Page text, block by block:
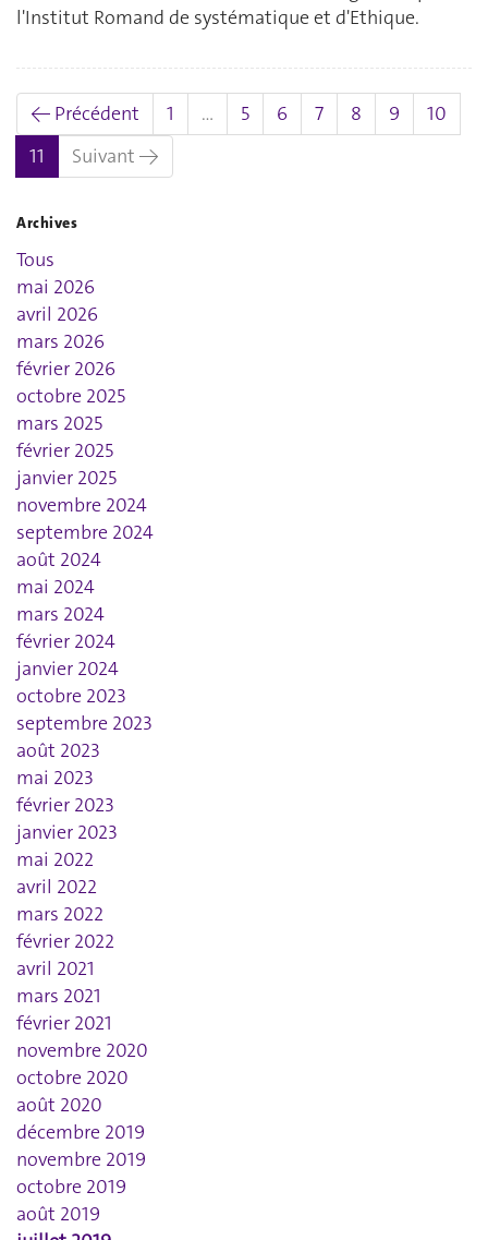
l'Institut Romand de systématique et d'Ethique.
← Précédent 1 … 5 6 7 8 9
10
11 (actuel)
Suivant →
Archives
Tous
mai 2026
avril 2026
mars 2026
février 2026
octobre 2025
mars 2025
février 2025
janvier 2025
novembre 2024
septembre 2024
août 2024
mai 2024
mars 2024
février 2024
janvier 2024
octobre 2023
septembre 2023
août 2023
mai 2023
février 2023
janvier 2023
mai 2022
avril 2022
mars 2022
février 2022
avril 2021
mars 2021
février 2021
novembre 2020
octobre 2020
août 2020
décembre 2019
novembre 2019
octobre 2019
août 2019